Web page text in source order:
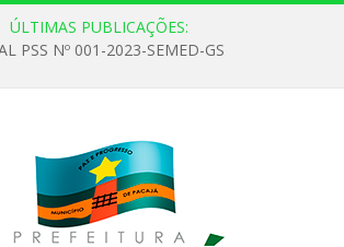
ÚLTIMAS PUBLICAÇÕES:
PSS Nº 001-2023-SEMED-GS